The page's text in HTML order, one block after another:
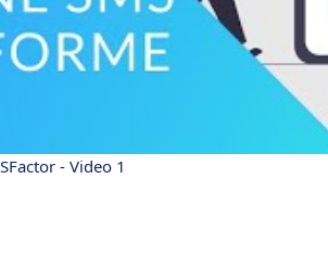
- Video 1